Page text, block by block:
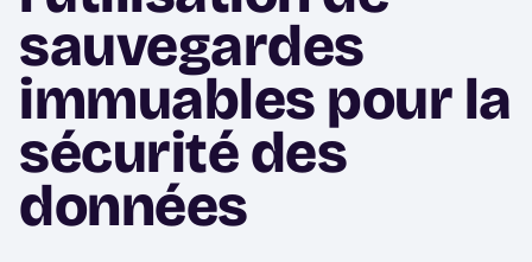
sauvegardes
immuables pour la
sécurité des
données